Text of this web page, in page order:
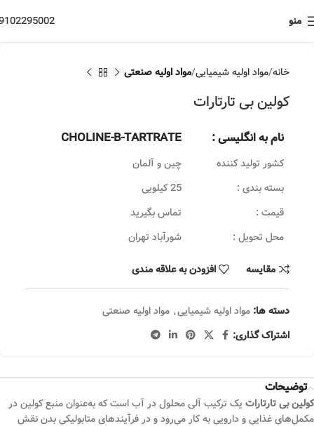
منو
خانه مواد اولیه شیمیایی مواد اولیه صنعتی
کولین بی تارتارات
نام به انگلیسی : CHOLINE-B-TARTRATE
کشور تولید کننده
چین و آلمان
بسته بندی :
25 کیلویی
قیمت :
تماس بگیرید
محل تحویل :
شورآباد تهران
مقایسه افزودن به علاقه مندی
دسته ها: مواد اولیه شیمیایی, مواد اولیه صنعتی
اشتراک گذاری:
توضیحات
کولین بی تارتارات یک ترکیب آلی محلول در آب است که به‌عنوان منبع کولین در
مکمل‌های غذایی و دارویی به کار می‌رود و در فرآیندهای متابولیکی بدن نقش